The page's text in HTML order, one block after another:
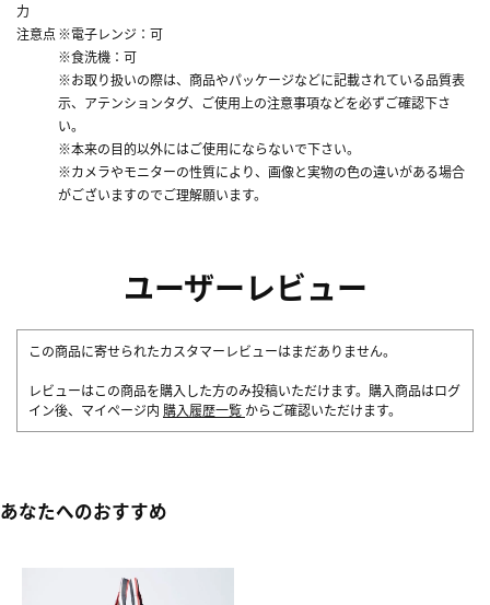
力
注意点 ※電子レンジ：可
※食洗機：可
※お取り扱いの際は、商品やパッケージなどに記載されている品質表
示、アテンションタグ、ご使用上の注意事項などを必ずご確認下さ
い。
※本来の目的以外にはご使用にならないで下さい。
※カメラやモニターの性質により、画像と実物の色の違いがある場合
がございますのでご理解願います。
ユーザーレビュー
この商品に寄せられたカスタマーレビューはまだありません。
レビューはこの商品を購入した方のみ投稿いただけます。購入商品はログ
イン後、マイページ内 購入履歴一覧 からご確認いただけます。
あなたへのおすすめ